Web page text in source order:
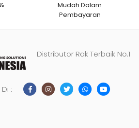
Mudah Dalam
Pembayaran
Distributor Rak Terbaik No.1
: